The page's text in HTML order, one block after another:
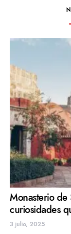
Monasterio de
curiosidades
3 julio, 2025